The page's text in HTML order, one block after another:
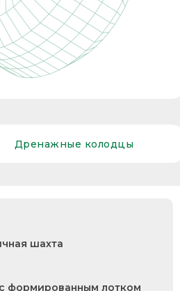
Дренажные колодцы
формированным лотком
шахта